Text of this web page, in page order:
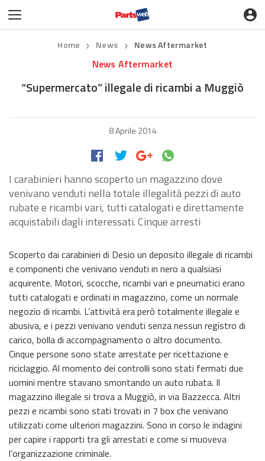
Home ❯ News ❯ News Aftermarket
News Aftermarket
“Supermercato” illegale di ricambi a Muggiò
8 Aprile 2014
I carabinieri hanno scoperto un magazzino dove
venivano venduti nella totale illegalità pezzi di auto
rubate e ricambi vari, tutti catalogati e direttamente
acquistabili dagli interessati. Cinque arresti
Scoperto dai carabinieri di Desio un deposito illegale di ricambi
e componenti che venivano venduti in nero a qualsiasi
acquirente. Motori, scocche, ricambi vari e pneumatici erano
tutti catalogati e ordinati in magazzino, come un normale
negozio di ricambi. L’attività era però totalmente illegale e
abusiva, e i pezzi venivano venduti senza nessun registro di
carico, bolla di accompagnamento o altro documento.
Cinque persone sono state arrestate per ricettazione e
riciclaggio. Al momento dei controlli sono stati fermati due
uomini mentre stavano smontando un auto rubata. Il
magazzino illegale si trova a Muggiò, in via Bazzecca. Altri
pezzi e ricambi sono stati trovati in 7 box che venivano
utilizzati come ulteriori magazzini. Sono in corso le indagini
per capire i rapporti tra gli arrestati e come si muoveva
l’organizzazione criminale.